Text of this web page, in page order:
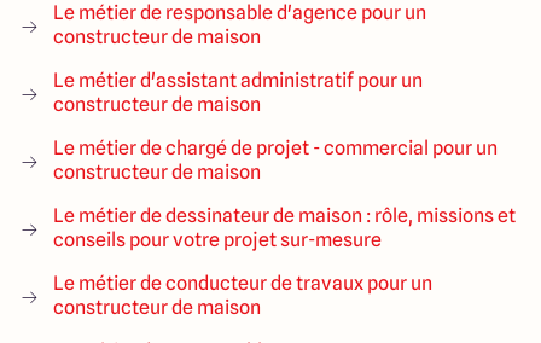
Le métier de responsable d'agence pour un
constructeur de maison
Le métier d'assistant administratif pour un
constructeur de maison
Le métier de chargé de projet - commercial pour un
constructeur de maison
Le métier de dessinateur de maison : rôle, missions et
conseils pour votre projet sur-mesure
Le métier de conducteur de travaux pour un
constructeur de maison